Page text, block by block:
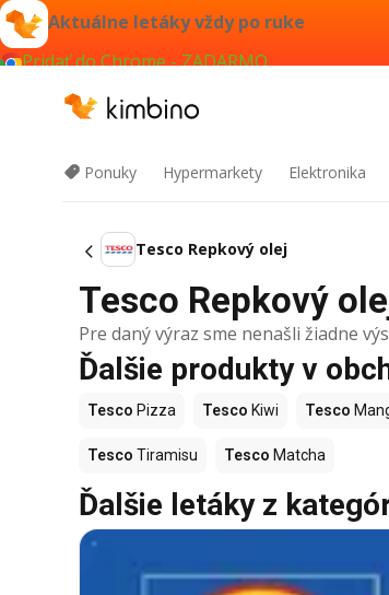
Aktuálne letáky vždy po ruke
Pridať do Chrome - ZADARMO
Ponuky Hypermarkety Elektronika
Tesco Repkový olej
Tesco Repkový
Pre daný výraz sme nenašli žiadne
Ďalšie produkty v
Tesco Pizza Tesco Kiwi Tesco
Tesco Tiramisu Tesco Matcha
Ďalšie letáky z